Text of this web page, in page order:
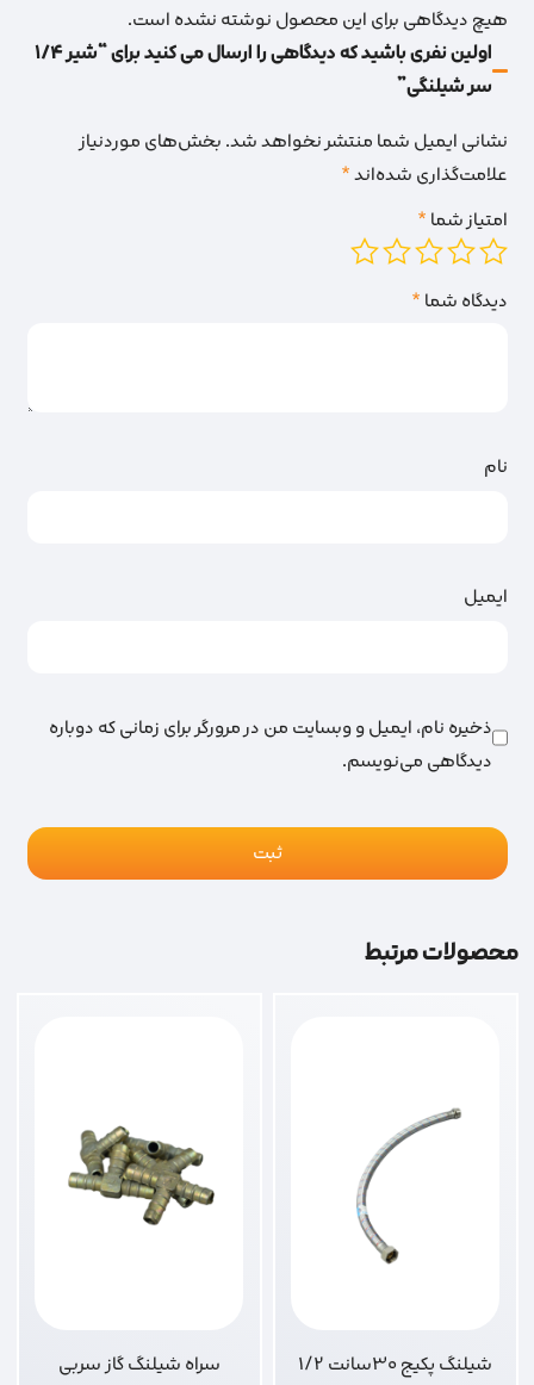
هیچ دیدگاهی برای این محصول نوشته نشده است.
اولین نفری باشید که دیدگاهی را ارسال می کنید برای “شیر 1/4
سر شیلنگی”
نشانی ایمیل شما منتشر نخواهد شد.بخش‌های موردنیاز
علامت‌گذاری شده‌اند*
امتیاز شما*
دیدگاه شما*
نام
ایمیل
ذخیره نام، ایمیل و وبسایت من در مرورگر برای زمانی که دوباره
دیدگاهی می‌نویسم.
محصولات مرتبط
شیلنگ پکیج 30سانت 1/2 سراه شیلنگ گاز سربی